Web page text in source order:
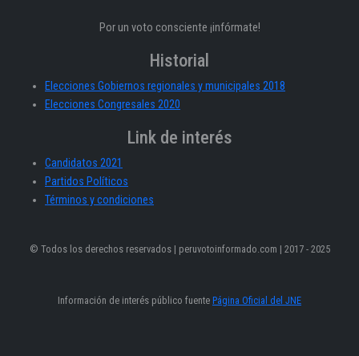
Por un voto consciente ¡infórmate!
Historial
Elecciones Gobiernos regionales y municipales 2018
Elecciones Congresales 2020
Link de interés
Candidatos 2021
Partidos Políticos
Términos y condiciones
© Todos los derechos reservados | peruvotoinformado.com | 2017 - 2025
Información de interés público fuente Página Oficial del JNE